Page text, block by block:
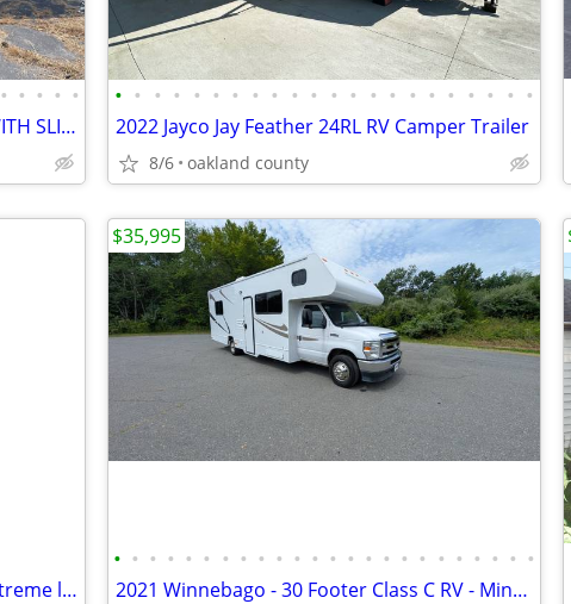
• • • • •
2016 SALEM 262BH TRAVEL TRAILER WITH SLIDE OUT SLEEPS 8
• • • • • • • • • • • • • • • • • • • • • •
2022 Jayco Jay Feather 24RL RV Camper Trailer
8/6 oakland county
2017 Forest River travel trailer vibe extreme lite
• • • • • • • • • • • • • • • • • • • • • • • •
2021 Winnebago - 30 Footer Class C RV - Minnie Winnie
$35,995